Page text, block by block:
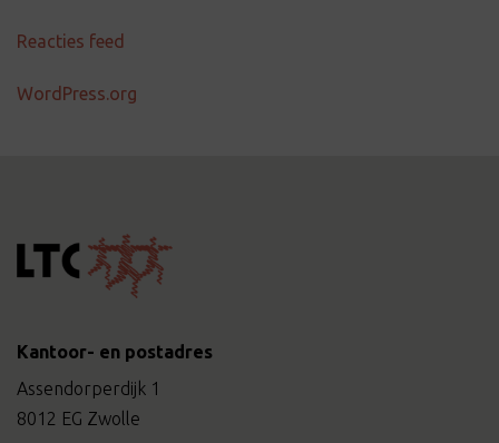
Reacties feed
WordPress.org
Kantoor- en postadres
Assendorperdijk 1
8012 EG Zwolle